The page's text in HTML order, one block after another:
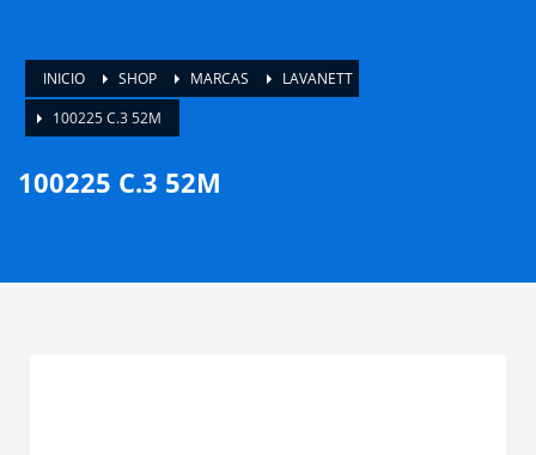
INICIO SHOP MARCAS
LAVANETT
100225 C.3 52M
100225 C.3 52M